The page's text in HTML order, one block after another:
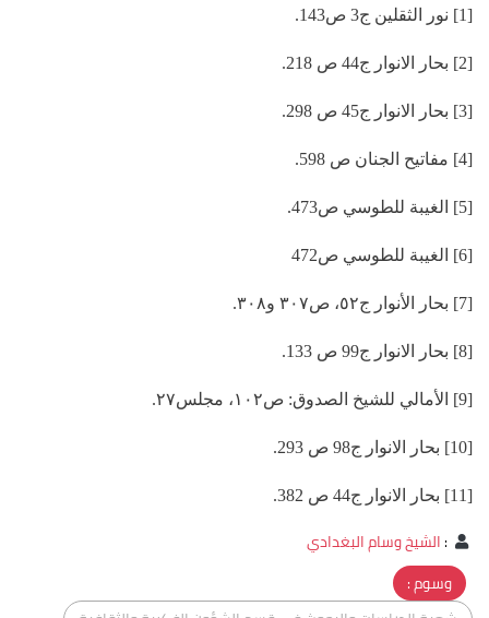
[1] نور الثقلين ج3 ص143.
[2] بحار الانوار ج44 ص 218.
[3] بحار الانوار ج45 ص 298.
[4] مفاتيح الجنان ص 598.
[5] الغيبة للطوسي ص473.
[6] الغيبة للطوسي ص472
[7] بحار الأنوار ج٥٢، ص٣٠٧ و٣٠٨.
[8] بحار الانوار ج99 ص 133.
[9] الأمالي للشيخ الصدوق: ص١٠٢، مجلس٢٧.
[10] بحار الانوار ج98 ص 293.
[11] بحار الانوار ج44 ص 382.
:الشيخ وسام البغدادي
وسوم :